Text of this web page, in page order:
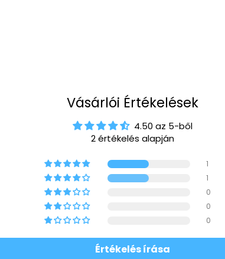
Vásárlói Értékelések
4.50 az 5-ből
2 értékelés alapján
1
1
0
0
0
Értékelés írása